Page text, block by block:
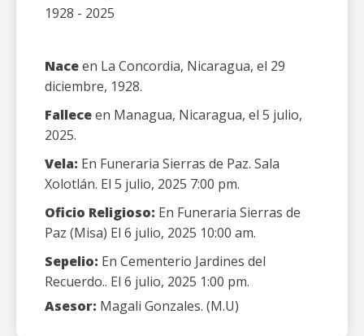
1928 - 2025
Naceen La Concordia, Nicaragua, el 29
diciembre, 1928.
Falleceen Managua, Nicaragua, el 5 julio,
2025.
Vela: En Funeraria Sierras de Paz. Sala
Xolotlán. El 5 julio, 2025 7:00 pm.
Oficio Religioso: En Funeraria Sierras de
Paz (Misa) El 6 julio, 2025 10:00 am.
Sepelio: En Cementerio Jardines del
Recuerdo.. El 6 julio, 2025 1:00 pm.
Asesor: Magali Gonzales. (M.U)